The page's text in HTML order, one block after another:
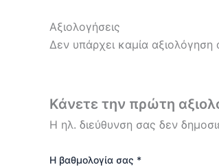
Αξιολογήσεις
Δεν υπάρχει καμία αξιολόγηση
Κάνετε την πρώτη
Η ηλ. διεύθυνση σας δεν
Η βαθμολογία σας *